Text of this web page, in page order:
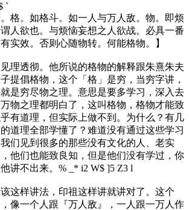
`
。如格斗。如一人与万人敌。物。即烦
人欲也。与烦恼妄想之人欲战。必具一番
实效。否则心随物转。何能格物。】
透彻。他所说的格物的解释跟朱熹朱夫
提倡格物，这个「格」是穷，当穷字讲，
就是穷尽物之理。意思是要多学习，深入去
物之理都明白了，这叫格物，格物才能致
有道理，但实际上做不到。为什么？有几
道理全部学懂了？难道没有通过这些学习
们见到很多的那些没有文化的人、老实
他们也能致良知，但是他们没有学过，你
讲不出来。 % _* i2 W$ ]5 Z3 l
样讲法，印祖这样讲就讲对了。这个
，像一个人跟『万人敌』，一人跟一万人作